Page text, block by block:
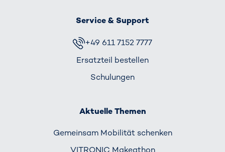
Service & Support
+49 611 7152 7777
Ersatzteil bestellen
Schulungen
Aktuelle Themen
Gemeinsam Mobilität schenken
VITRONIC Makeathon